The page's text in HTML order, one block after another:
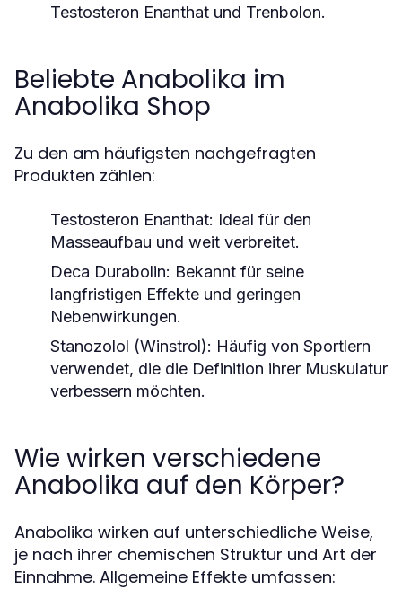
Testosteron Enanthat und Trenbolon.
Beliebte Anabolika im
Anabolika Shop
Zu den am häufigsten nachgefragten
Produkten zählen:
Testosteron Enanthat: Ideal für den
Masseaufbau und weit verbreitet.
Deca Durabolin: Bekannt für seine
langfristigen Effekte und geringen
Nebenwirkungen.
Stanozolol (Winstrol): Häufig von Sportlern
verwendet, die die Definition ihrer Muskulatur
verbessern möchten.
Wie wirken verschiedene
Anabolika auf den Körper?
Anabolika wirken auf unterschiedliche Weise,
je nach ihrer chemischen Struktur und Art der
Einnahme. Allgemeine Effekte umfassen: